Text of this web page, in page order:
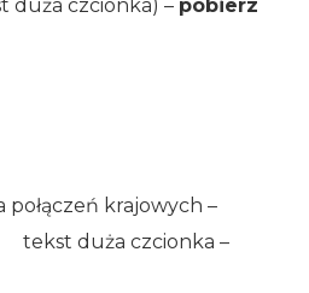
duża czcionka) – pobierz
połączeń krajowych –
tekst duża czcionka –